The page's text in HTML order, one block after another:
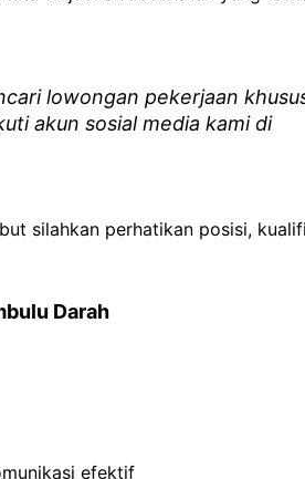
lowongan pekerjaan
akun sosial media kami di
silahkan perhatikan posisi,
Darah
efektif